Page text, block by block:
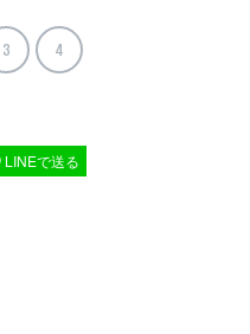
3 4
LINEで送る